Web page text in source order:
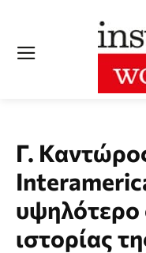
Γ.
υψηλότερο
ιστορίας